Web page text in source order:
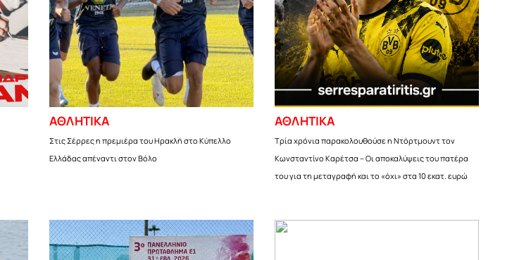
ΑΘΛΗΤΙΚΑ
Στις Σέρρες η πρεμιέρα του Ηρακλή στο Κύπελλο
Ελλάδας απέναντι στον Βόλο
ΑΘΛΗΤΙΚΑ
Τρία χρόνια παρακολουθούσε η Ντόρτμουντ τον
Κωνσταντίνο Καρέτσα – Οι αποκαλύψεις του πατέρα
του για τη μεταγραφή και το «όχι» στα 10 εκατ. ευρώ